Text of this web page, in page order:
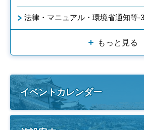
法律・マニュアル・環境省通知等-3
もっと見る
イベントカレンダー